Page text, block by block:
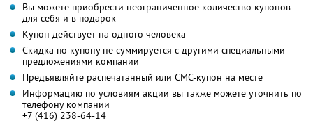
Вы можете приобрести неограниченное количество купонов
для себя и в подарок
Купон действует на одного человека
Скидка по купону не суммируется с другими специальными
предложениями компании
Предъявляйте распечатанный или СМС-купон на месте
Информацию по условиям акции вы также можете уточнить по
телефону компании
+7 (416) 238-64-14